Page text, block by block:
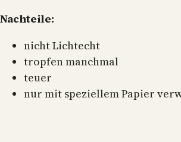
Nachteile:
nicht Lichtecht
tropfen manchmal
teuer
nur mit speziellem Papier